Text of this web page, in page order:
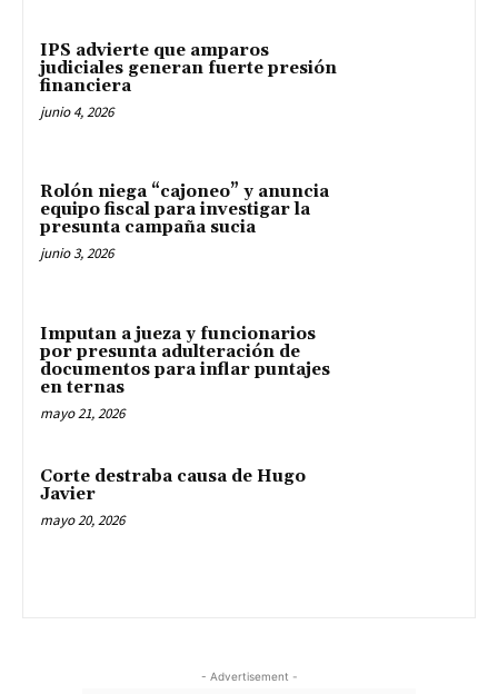
IPS advierte que amparos
judiciales generan fuerte presión
financiera
junio 4, 2026
Rolón niega “cajoneo” y anuncia
equipo fiscal para investigar la
presunta campaña sucia
junio 3, 2026
Imputan a jueza y funcionarios
por presunta adulteración de
documentos para inflar puntajes
en ternas
mayo 21, 2026
Corte destraba causa de Hugo
Javier
mayo 20, 2026
- Advertisement -